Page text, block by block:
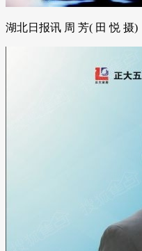
湖北日报讯 周 芳( 田 悦 摄)